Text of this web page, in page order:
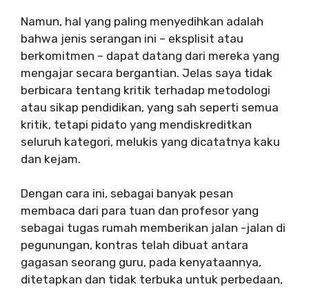
Namun, hal yang paling menyedihkan adalah
bahwa jenis serangan ini – eksplisit atau
berkomitmen – dapat datang dari mereka yang
mengajar secara bergantian. Jelas saya tidak
berbicara tentang kritik terhadap metodologi
atau sikap pendidikan, yang sah seperti semua
kritik, tetapi pidato yang mendiskreditkan
seluruh kategori, melukis yang dicatatnya kaku
dan kejam.
Dengan cara ini, sebagai banyak pesan
membaca dari para tuan dan profesor yang
sebagai tugas rumah memberikan jalan -jalan di
pegunungan, kontras telah dibuat antara
gagasan seorang guru, pada kenyataannya,
ditetapkan dan tidak terbuka untuk perbedaan,